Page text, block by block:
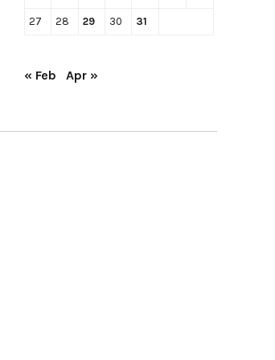
27 28 29 30 31
« Feb Apr »